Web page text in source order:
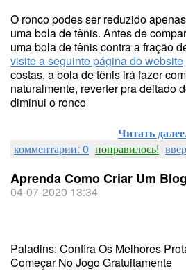
O ronco podes ser reduzido
uma bola de tênis. Antes de
uma bola de tênis contra a fração
visite a seguinte página do website
costas, a bola de tênis irá fazer
naturalmente, reverter pra deitado
diminui o ronco
Читать
комментарии: 0 понравилось!
Aprenda Como Criar Um
04-07-2020 13:34
Paladins: Confira Os Melhores
Começar No Jogo Gratuitamente